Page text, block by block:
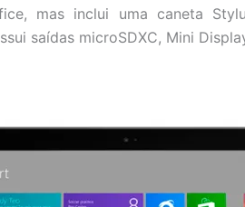
mas inclui uma caneta
saídas microSDXC, Mini